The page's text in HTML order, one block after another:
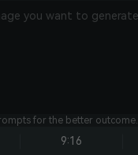
for the better outcome.
9:16